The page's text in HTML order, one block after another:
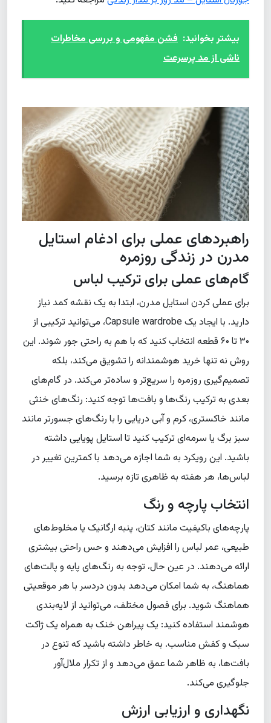
بیشتر بخوانید: فشن مفهومی و بررسی مخاطرات
ناشی از مد پرسرعت
راهبردهای عملی برای ادغام استایل
مدرن در زندگی روزمره
گام‌های عملی برای ترکیب لباس
برای عملی کردن استایل مدرن، ابتدا به یک نقشه کمد نیاز
دارید. با ایجاد یک Capsule wardrobe، می‌توانید ترکیبی از
۳۰ تا ۶۰ قطعه انتخاب کنید که با هم به راحتی جور شوند. این
روش نه تنها خرید هوشمندانه را تشویق می‌کند، بلکه
تصمیم‌گیری روزمره را سریع‌تر و ساده‌تر می‌کند. در گام‌های
بعدی به ترکیب رنگ‌ها و بافت‌ها توجه کنید: رنگ‌های خنثی
مانند خاکستری، کرم و آبی دریایی را با رنگ‌های جسورتر مانند
سبز برگ یا سرمه‌ای ترکیب کنید تا استایل پویایی داشته
باشید. این رویکرد به شما اجازه می‌دهد با کمترین تغییر در
لباس‌ها، هر هفته به ظاهری تازه برسید.
انتخاب پارچه و رنگ
پارچه‌های باکیفیت مانند کتان، پنبه ارگانیک یا مخلوط‌های
طبیعی، عمر لباس را افزایش می‌دهند و حس راحتی بیشتری
ارائه می‌دهند. در عین حال، توجه به رنگ‌های پایه و پالت‌های
هماهنگ، به شما امکان می‌دهد بدون دردسر با هر موقعیتی
هماهنگ شوید. برای فصول مختلف، می‌توانید از لایه‌بندی
هوشمند استفاده کنید: یک پیراهن خنک به همراه یک ژاکت
سبک و کفش مناسب. به خاطر داشته باشید که تنوع در
بافت‌ها، به ظاهر شما عمق می‌دهد و از تکرار ملال‌آور
جلوگیری می‌کند.
نگهداری و ارزیابی ارزش